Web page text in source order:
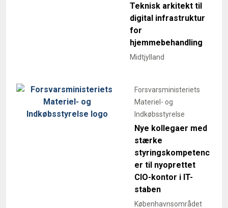
Teknisk arkitekt til
digital infrastruktur
for
hjemmebehandling
Midtjylland
Forsvarsministeriets
Materiel- og
Indkøbsstyrelse
Nye kollegaer med
stærke
styringskompetenc
er til nyoprettet
CIO-kontor i IT-
staben
Københavnsområdet